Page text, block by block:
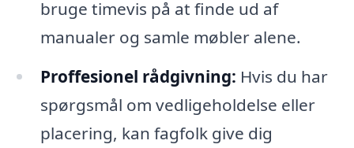
bruge timevis på at finde ud af
manualer og samle møbler alene.
Proffesionel rådgivning: Hvis du har
spørgsmål om vedligeholdelse eller
placering, kan fagfolk give dig